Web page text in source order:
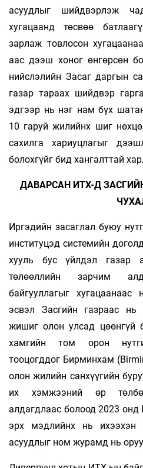
асуудлыг шийдвэрлэж
хугацаанд төсвөө
зарлаж товлосон
аас дээш хоног өнгөрсөн
нийслэлийн Засаг даргын
газар тараах шийдвэр
эдгээр нь нэг нам бүх
10 гаруй жилийнх шиг
сахилга хариуцлагыг
болохгүйг бид хангалттай
ДАВАРСАН ИТХ-Д
Иргэдийн засаглал буюу
институцэд системийн
хууль бус үйлдэл газар
төлөөллийн зарчим
байгууллагыг
эсвэл Засгийн газраас нь
жишиг олон улсад цөөнгүй
хамгийн том орон
тооцогддог Бирминхам
олон жилийн санхүүгийн
их хэмжээний өр
алдагдлаас болоод 2023 онд
эрх мэдлийнх нь ихээхэн
асуудлыг ном журамд нь